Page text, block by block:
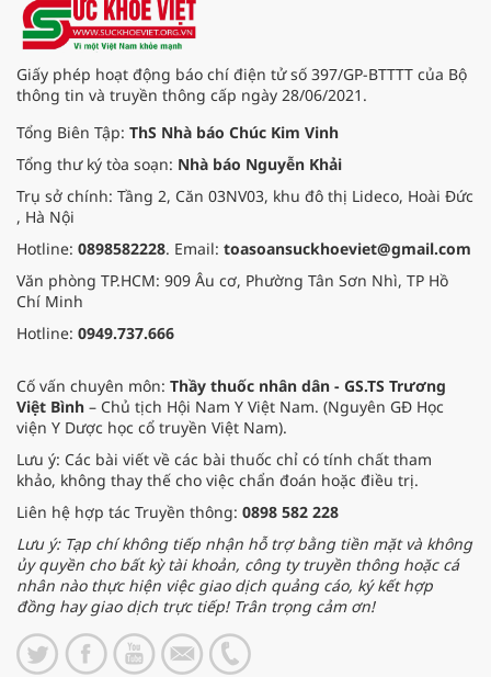
Giấy phép hoạt động báo chí điện tử số 397/GP-BTTTT của Bộ
thông tin và truyền thông cấp ngày 28/06/2021.
Tổng Biên Tập: ThS Nhà báo Chúc Kim Vinh
Tổng thư ký tòa soạn: Nhà báo Nguyễn Khải
Trụ sở chính: Tầng 2, Căn 03NV03, khu đô thị Lideco, Hoài Đức
, Hà Nội
Hotline: 0898582228. Email: toasoansuckhoeviet@gmail.com
Văn phòng TP.HCM: 909 Âu cơ, Phường Tân Sơn Nhì, TP Hồ
Chí Minh
Hotline: 0949.737.666
Cố vấn chuyên môn: Thầy thuốc nhân dân - GS.TS Trương
Việt Bình – Chủ tịch Hội Nam Y Việt Nam. (Nguyên GĐ Học
viện Y Dược học cổ truyền Việt Nam).
Lưu ý: Các bài viết về các bài thuốc chỉ có tính chất tham
khảo, không thay thế cho việc chẩn đoán hoặc điều trị.
Liên hệ hợp tác Truyền thông: 0898 582 228
Lưu ý: Tạp chí không tiếp nhận hỗ trợ bằng tiền mặt và không
ủy quyền cho bất kỳ tài khoản, công ty truyền thông hoặc cá
nhân nào thực hiện việc giao dịch quảng cáo, ký kết hợp
đồng hay giao dịch trực tiếp! Trân trọng cảm ơn!